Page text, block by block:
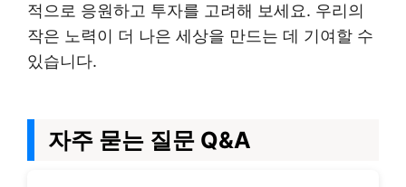
적으로 응원하고 투자를 고려해 보세요. 우리의
작은 노력이 더 나은 세상을 만드는 데 기여할 수
있습니다.
자주 묻는 질문 Q&A